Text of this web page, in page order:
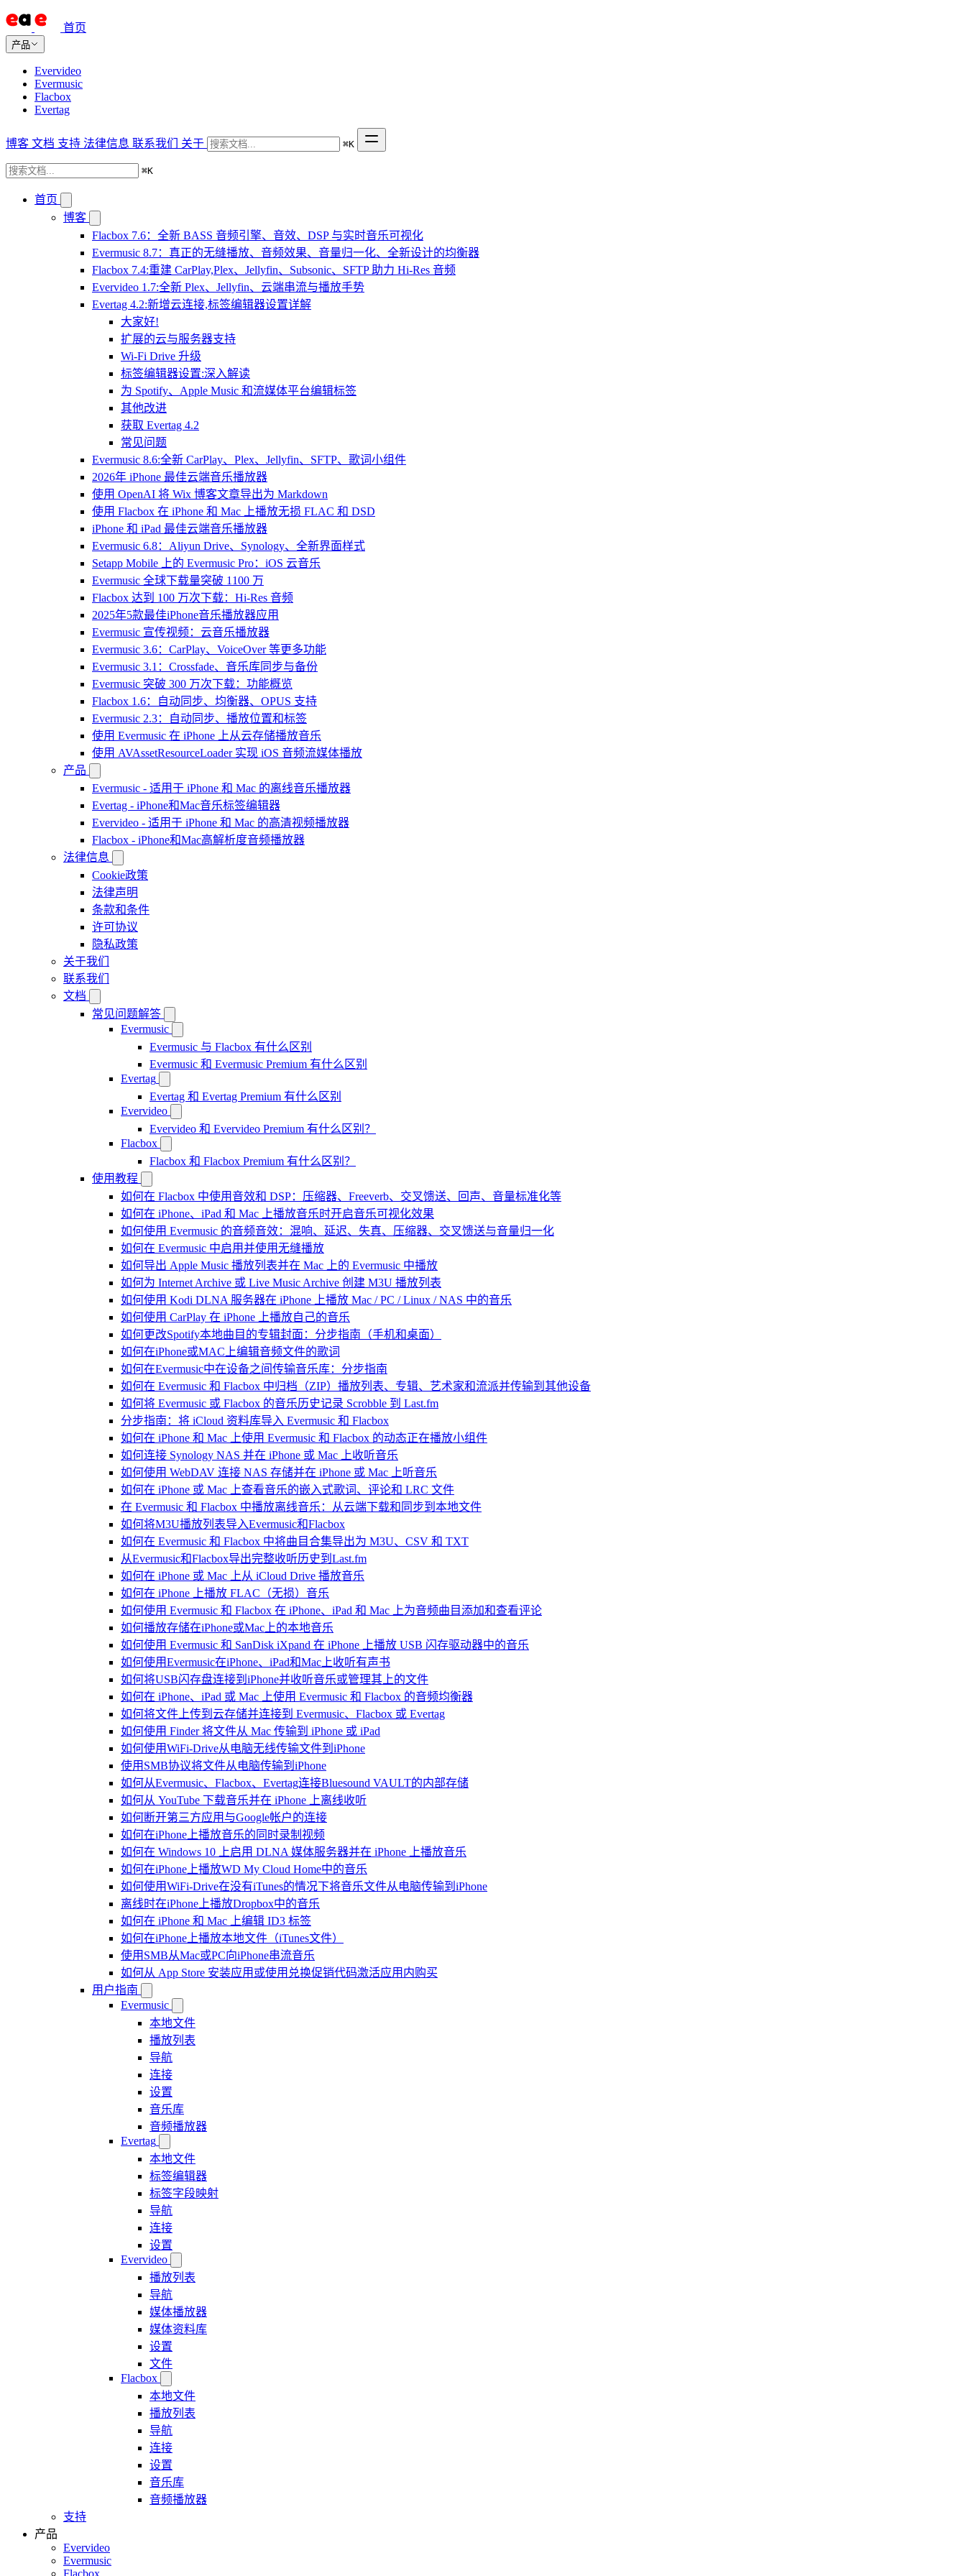
首页
产品
Evervideo
Evermusic
Flacbox
Evertag
博客 文档 支持 法律信息 联系我们 关于 ⌘K
⌘K
首页
博客
Flacbox 7.6：全新 BASS 音频引擎、音效、DSP 与实时音乐可视化
Evermusic 8.7：真正的无缝播放、音频效果、音量归一化、全新设计的均衡器
Flacbox 7.4:重建 CarPlay,Plex、Jellyfin、Subsonic、SFTP 助力 Hi-Res 音频
Evervideo 1.7:全新 Plex、Jellyfin、云端串流与播放手势
Evertag 4.2:新增云连接,标签编辑器设置详解
大家好!
扩展的云与服务器支持
Wi-Fi Drive 升级
标签编辑器设置:深入解读
为 Spotify、Apple Music 和流媒体平台编辑标签
其他改进
获取 Evertag 4.2
常见问题
Evermusic 8.6:全新 CarPlay、Plex、Jellyfin、SFTP、歌词小组件
2026年 iPhone 最佳云端音乐播放器
使用 OpenAI 将 Wix 博客文章导出为 Markdown
使用 Flacbox 在 iPhone 和 Mac 上播放无损 FLAC 和 DSD
iPhone 和 iPad 最佳云端音乐播放器
Evermusic 6.8：Aliyun Drive、Synology、全新界面样式
Setapp Mobile 上的 Evermusic Pro：iOS 云音乐
Evermusic 全球下载量突破 1100 万
Flacbox 达到 100 万次下载：Hi-Res 音频
2025年5款最佳iPhone音乐播放器应用
Evermusic 宣传视频：云音乐播放器
Evermusic 3.6：CarPlay、VoiceOver 等更多功能
Evermusic 3.1：Crossfade、音乐库同步与备份
Evermusic 突破 300 万次下载：功能概览
Flacbox 1.6：自动同步、均衡器、OPUS 支持
Evermusic 2.3：自动同步、播放位置和标签
使用 Evermusic 在 iPhone 上从云存储播放音乐
使用 AVAssetResourceLoader 实现 iOS 音频流媒体播放
产品
Evermusic - 适用于 iPhone 和 Mac 的离线音乐播放器
Evertag - iPhone和Mac音乐标签编辑器
Evervideo - 适用于 iPhone 和 Mac 的高清视频播放器
Flacbox - iPhone和Mac高解析度音频播放器
法律信息
Cookie政策
法律声明
条款和条件
许可协议
隐私政策
关于我们
联系我们
文档
常见问题解答
Evermusic
Evermusic 与 Flacbox 有什么区别
Evermusic 和 Evermusic Premium 有什么区别
Evertag
Evertag 和 Evertag Premium 有什么区别
Evervideo
Evervideo 和 Evervideo Premium 有什么区别？
Flacbox
Flacbox 和 Flacbox Premium 有什么区别？
使用教程
如何在 Flacbox 中使用音效和 DSP：压缩器、Freeverb、交叉馈送、回声、音量标准化等
如何在 iPhone、iPad 和 Mac 上播放音乐时开启音乐可视化效果
如何使用 Evermusic 的音频音效：混响、延迟、失真、压缩器、交叉馈送与音量归一化
如何在 Evermusic 中启用并使用无缝播放
如何导出 Apple Music 播放列表并在 Mac 上的 Evermusic 中播放
如何为 Internet Archive 或 Live Music Archive 创建 M3U 播放列表
如何使用 Kodi DLNA 服务器在 iPhone 上播放 Mac / PC / Linux / NAS 中的音乐
如何使用 CarPlay 在 iPhone 上播放自己的音乐
如何更改Spotify本地曲目的专辑封面：分步指南（手机和桌面）
如何在iPhone或MAC上编辑音频文件的歌词
如何在Evermusic中在设备之间传输音乐库：分步指南
如何在 Evermusic 和 Flacbox 中归档（ZIP）播放列表、专辑、艺术家和流派并传输到其他设备
如何将 Evermusic 或 Flacbox 的音乐历史记录 Scrobble 到 Last.fm
分步指南：将 iCloud 资料库导入 Evermusic 和 Flacbox
如何在 iPhone 和 Mac 上使用 Evermusic 和 Flacbox 的动态正在播放小组件
如何连接 Synology NAS 并在 iPhone 或 Mac 上收听音乐
如何使用 WebDAV 连接 NAS 存储并在 iPhone 或 Mac 上听音乐
如何在 iPhone 或 Mac 上查看音乐的嵌入式歌词、评论和 LRC 文件
在 Evermusic 和 Flacbox 中播放离线音乐：从云端下载和同步到本地文件
如何将M3U播放列表导入Evermusic和Flacbox
如何在 Evermusic 和 Flacbox 中将曲目合集导出为 M3U、CSV 和 TXT
从Evermusic和Flacbox导出完整收听历史到Last.fm
如何在 iPhone 或 Mac 上从 iCloud Drive 播放音乐
如何在 iPhone 上播放 FLAC（无损）音乐
如何使用 Evermusic 和 Flacbox 在 iPhone、iPad 和 Mac 上为音频曲目添加和查看评论
如何播放存储在iPhone或Mac上的本地音乐
如何使用 Evermusic 和 SanDisk iXpand 在 iPhone 上播放 USB 闪存驱动器中的音乐
如何使用Evermusic在iPhone、iPad和Mac上收听有声书
如何将USB闪存盘连接到iPhone并收听音乐或管理其上的文件
如何在 iPhone、iPad 或 Mac 上使用 Evermusic 和 Flacbox 的音频均衡器
如何将文件上传到云存储并连接到 Evermusic、Flacbox 或 Evertag
如何使用 Finder 将文件从 Mac 传输到 iPhone 或 iPad
如何使用WiFi-Drive从电脑无线传输文件到iPhone
使用SMB协议将文件从电脑传输到iPhone
如何从Evermusic、Flacbox、Evertag连接Bluesound VAULT的内部存储
如何从 YouTube 下载音乐并在 iPhone 上离线收听
如何断开第三方应用与Google帐户的连接
如何在iPhone上播放音乐的同时录制视频
如何在 Windows 10 上启用 DLNA 媒体服务器并在 iPhone 上播放音乐
如何在iPhone上播放WD My Cloud Home中的音乐
如何使用WiFi-Drive在没有iTunes的情况下将音乐文件从电脑传输到iPhone
离线时在iPhone上播放Dropbox中的音乐
如何在 iPhone 和 Mac 上编辑 ID3 标签
如何在iPhone上播放本地文件（iTunes文件）
使用SMB从Mac或PC向iPhone串流音乐
如何从 App Store 安装应用或使用兑换促销代码激活应用内购买
用户指南
Evermusic
本地文件
播放列表
导航
连接
设置
音乐库
音频播放器
Evertag
本地文件
标签编辑器
标签字段映射
导航
连接
设置
Evervideo
播放列表
导航
媒体播放器
媒体资料库
设置
文件
Flacbox
本地文件
播放列表
导航
连接
设置
音乐库
音频播放器
支持
产品
Evervideo
Evermusic
Flacbox